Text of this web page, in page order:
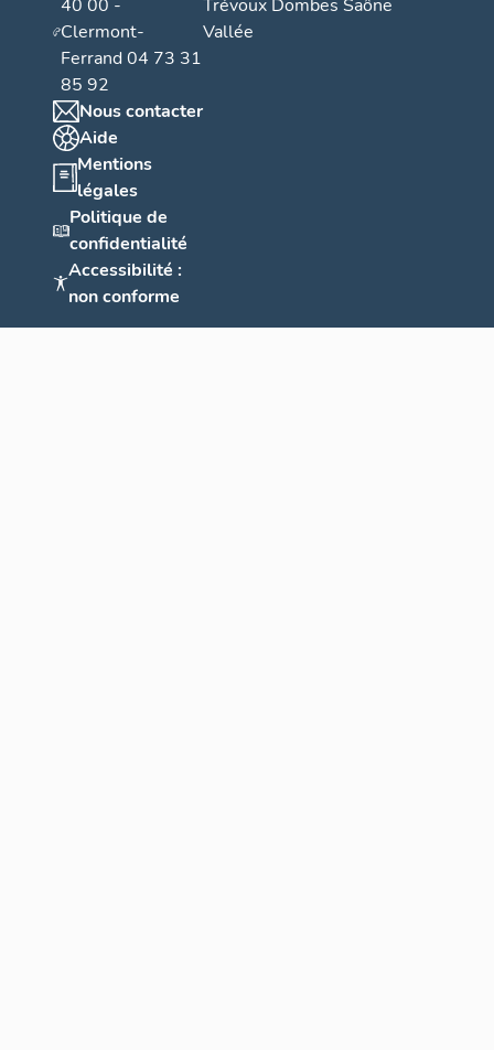
40 00 -
Clermont-
Ferrand 04 73 31
85 92
Nous contacter
Aide
Mentions
légales
Politique de
confidentialité
Accessibilité :
non conforme
Trévoux Dombes Saône
Vallée